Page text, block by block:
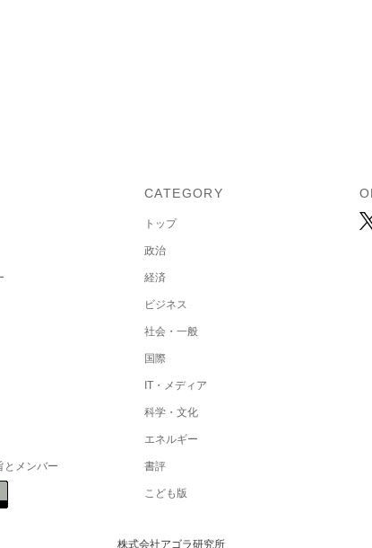
とメンバー
CATEGORY
トップ
政治
経済
ビジネス
社会・一般
国際
IT・メディア
科学・文化
エネルギー
書評
こども版
株式会社アゴラ研究所